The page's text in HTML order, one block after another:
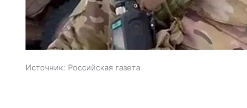
Источник: Российская газета